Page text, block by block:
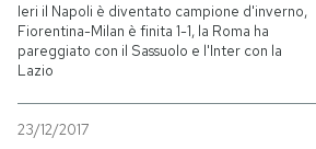
Ieri il Napoli è diventato campione d'inverno,
Fiorentina-Milan è finita 1-1, la Roma ha
pareggiato con il Sassuolo e l'Inter con la
Lazio
23/12/2017